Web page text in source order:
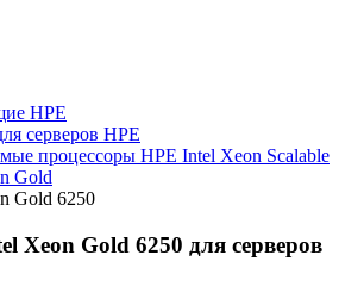
HPE
серверов HPE
процессоры HPE Intel Xeon Scalable
Gold
Gold 6250
Xeon Gold 6250 для серверов